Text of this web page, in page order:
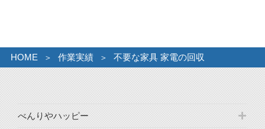
HOME 作業実績 不要な家具 家電の回収
べんりやハッピー